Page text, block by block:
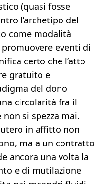
(quasi fosse
l’archetipo del
come modalità
eventi di
certo che l’atto
gratuito e
del dono
circolarità fra il
si spezza mai.
utero in affitto non
ma a un contratto
ancora una volta la
e di mutilazione